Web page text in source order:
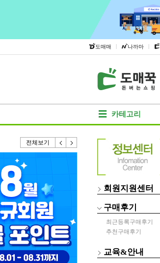
도매매 | 나까마 |
카테고리
전체보기
회원지원센터
구매후기
최근등록구매후기
추천구매후기
교육&안내